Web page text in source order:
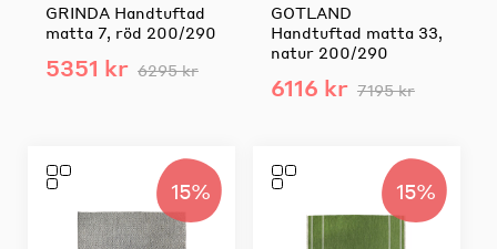
GRINDA Handtuftad
matta 7, röd 200/290
5351 kr 6295 kr
GOTLAND
Handtuftad matta 33,
natur 200/290
6116 kr 7195 kr
15% 15%